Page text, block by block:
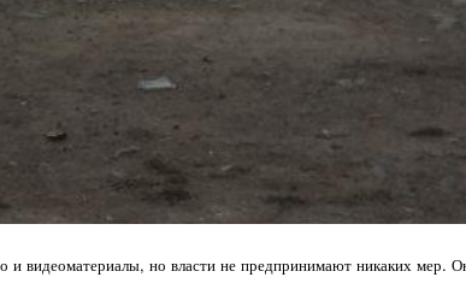
и видеоматериалы, но власти не предпринимают никаких мер.